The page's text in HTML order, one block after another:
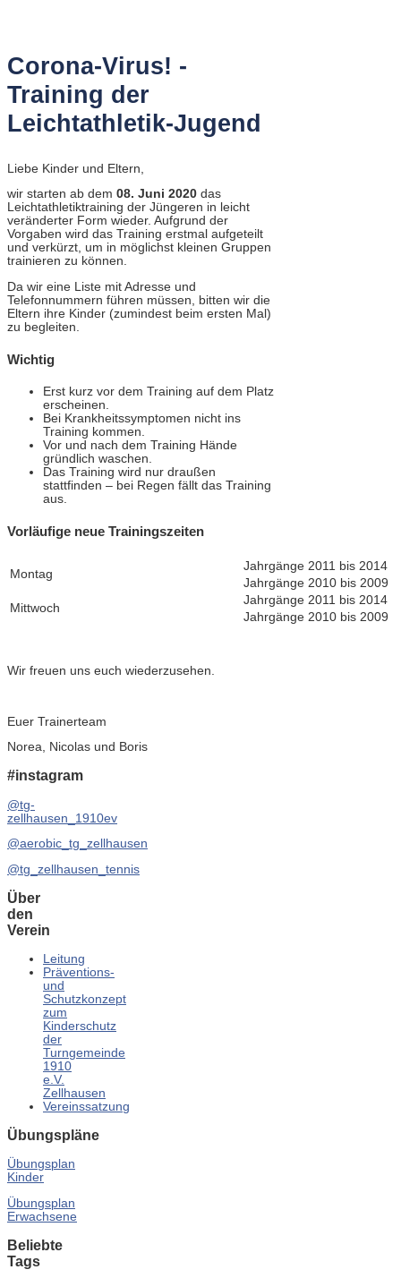
Corona-Virus! -
Training der
Leichtathletik-Jugend
Liebe Kinder und Eltern,
wir starten ab dem 08. Juni 2020 das
Leichtathletiktraining der Jüngeren in leicht
veränderter Form wieder. Aufgrund der
Vorgaben wird das Training erstmal aufgeteilt
und verkürzt, um in möglichst kleinen Gruppen
trainieren zu können.
Da wir eine Liste mit Adresse und
Telefonnummern führen müssen, bitten wir die
Eltern ihre Kinder (zumindest beim ersten Mal)
zu begleiten.
Wichtig
Erst kurz vor dem Training auf dem Platz
erscheinen.
Bei Krankheitssymptomen nicht ins
Training kommen.
Vor und nach dem Training Hände
gründlich waschen.
Das Training wird nur draußen
stattfinden – bei Regen fällt das Training
aus.
Vorläufige neue Trainingszeiten
Montag
Jahrgänge 2011 bis 2014
Jahrgänge 2010 bis 2009
Mittwoch
Jahrgänge 2011 bis 2014
Jahrgänge 2010 bis 2009
Wir freuen uns euch wiederzusehen.
Euer Trainerteam
Norea, Nicolas und Boris
#instagram
@tg-
zellhausen_1910ev
@aerobic_tg_zellhausen
@tg_zellhausen_tennis
Über
den
Verein
Leitung
Präventions-
und
Schutzkonzept
zum
Kinderschutz
der
Turngemeinde
1910
e.V.
Zellhausen
Vereinssatzung
Übungspläne
Übungsplan
Kinder
Übungsplan
Erwachsene
Beliebte
Tags